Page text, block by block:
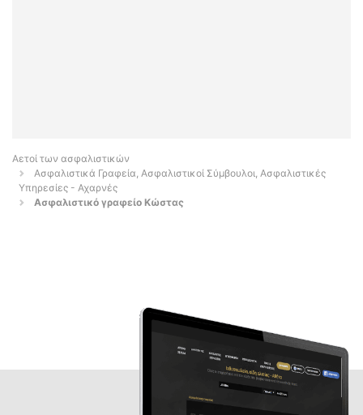
Αετοί των ασφαλιστικών
Ασφαλιστικά Γραφεία, Ασφαλιστικοί Σύμβουλοι, Ασφαλιστικές
Υπηρεσίες - Αχαρνές
Ασφαλιστικό γραφείο Κώστας